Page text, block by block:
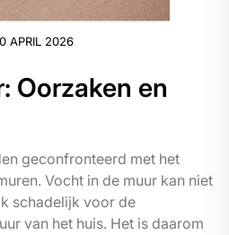
APRIL 2026
Oorzaken en
geconfronteerd met het
Vocht in de muur kan niet
schadelijk voor de
van het huis. Het is daarom